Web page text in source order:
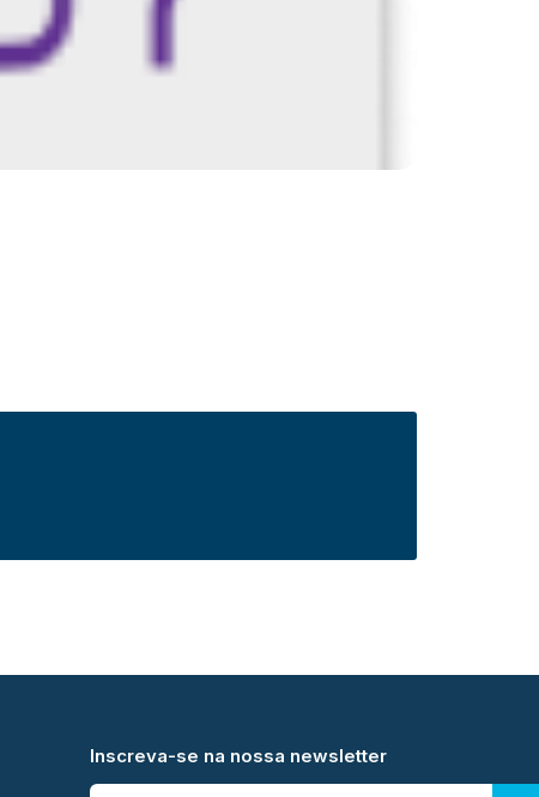
Inscreva-se na nossa newsletter